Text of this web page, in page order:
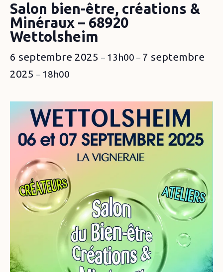
Salon bien-être, créations &
Minéraux – 68920
Wettolsheim
6 septembre 2025 – 13h00 – 7 septembre
2025 – 18h00